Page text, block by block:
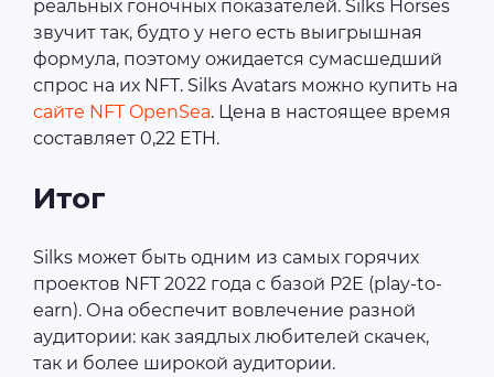
реальных гоночных показателей. Silks Horses
звучит так, будто у него есть выигрышная
формула, поэтому ожидается сумасшедший
спрос на их NFT. Silks Avatars можно купить на
сайте NFT OpenSea. Цена в настоящее время
составляет 0,22 ETH.
Итог
Silks может быть одним из самых горячих
проектов NFT 2022 года с базой P2E (play-to-
earn). Она обеспечит вовлечение разной
аудитории: как заядлых любителей скачек,
так и более широкой аудитории.